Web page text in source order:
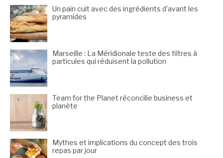
Un pain cuit avec des ingrédients d’avant les
pyramides
Marseille : La Méridionale teste des filtres à
particules qui réduisent la pollution
Team for the Planet réconcilie business et
planète
Mythes et implications du concept des trois
repas par jour